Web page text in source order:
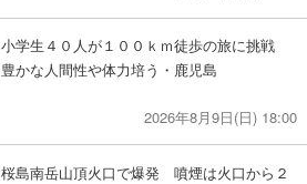
小学生４０人が１００ｋｍ徒歩の旅に挑戦
豊かな人間性や体力培う・鹿児島
2026年8月9日(日) 18:00
桜島南岳山頂火口で爆発 噴煙は火口から２